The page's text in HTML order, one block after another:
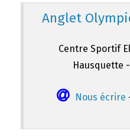
Anglet
Centre Sportif
Hausquette -
Nous écrire